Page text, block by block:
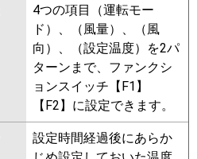
4つの項目（運転モー
ド）、（風量）、（風
向）、（設定温度）を2パ
ターンまで、ファンクシ
ョンスイッチ【F1】
【F2】に設定できます。
設定時間経過後にあらか